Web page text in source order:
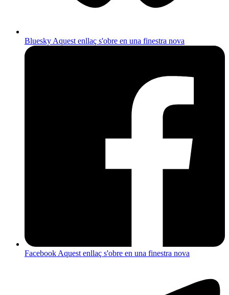
Bluesky Aquest enllaç s'obre en una finestra nova
Facebook Aquest enllaç s'obre en una finestra nova